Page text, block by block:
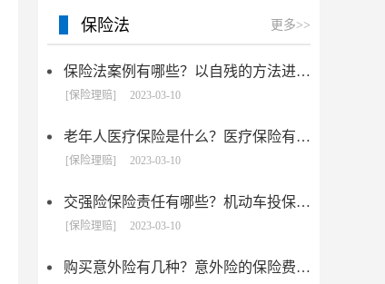
保险法 更多>>
保险法案例有哪些？以自残的方法进行保险诈骗该怎么认定？
[保险理赔] 2023-03-10
老年人医疗保险是什么？医疗保险有几种？
[保险理赔] 2023-03-10
交强险保险责任有哪些？机动车投保有哪些注意事项?
[保险理赔] 2023-03-10
购买意外险有几种？意外险的保险费是多少？